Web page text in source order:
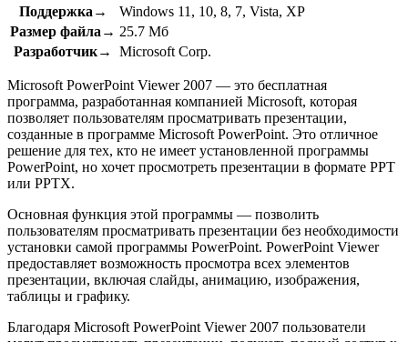
Поддержка→
Windows 11, 10, 8, 7, Vista, XP
Размер файла→ 25.7 Мб
Разработчик→
Microsoft Corp.
Microsoft PowerPoint Viewer 2007 — это бесплатная
программа, разработанная компанией Microsoft, которая
позволяет пользователям просматривать презентации,
созданные в программе Microsoft PowerPoint. Это отличное
решение для тех, кто не имеет установленной программы
PowerPoint, но хочет просмотреть презентации в формате PPT
или PPTX.
Основная функция этой программы — позволить
пользователям просматривать презентации без необходимости
установки самой программы PowerPoint. PowerPoint Viewer
предоставляет возможность просмотра всех элементов
презентации, включая слайды, анимацию, изображения,
таблицы и графику.
Благодаря Microsoft PowerPoint Viewer 2007 пользователи